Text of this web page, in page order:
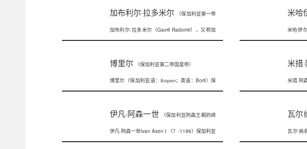
加布利尔·拉多米尔 （保加利亚第一帝
国沙皇）
加布利尔·拉多米尔（Gavril Radomir），又称加
米哈
国皇帝）
米哈伊
博里尔 （保加利亚第二帝国皇帝）
博里尔（保加利亚语：Борил；英语：Boril）保
米措
米措·阿
伊凡·阿森一世 （保加利亚阿森王朝的缔
造者）
伊凡·阿森一世Ivan Asen I （？-1196）保加利亚
瓦尔
场）
瓦尔纳